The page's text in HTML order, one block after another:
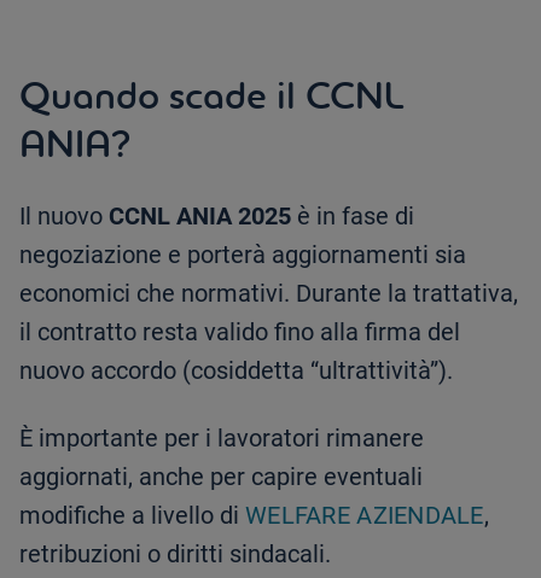
Quando scade il CCNL
ANIA?
Il nuovo CCNL ANIA 2025 è in fase di
negoziazione e porterà aggiornamenti sia
economici che normativi. Durante la trattativa,
il contratto resta valido fino alla firma del
nuovo accordo (cosiddetta “ultrattività”).
È importante per i lavoratori rimanere
aggiornati, anche per capire eventuali
modifiche a livello di WELFARE AZIENDALE,
retribuzioni o diritti sindacali.